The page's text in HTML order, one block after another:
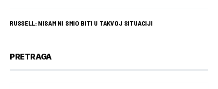
RUSSELL: NISAM NI SMIO BITI U TAKVOJ SITUACIJI
PRETRAGA